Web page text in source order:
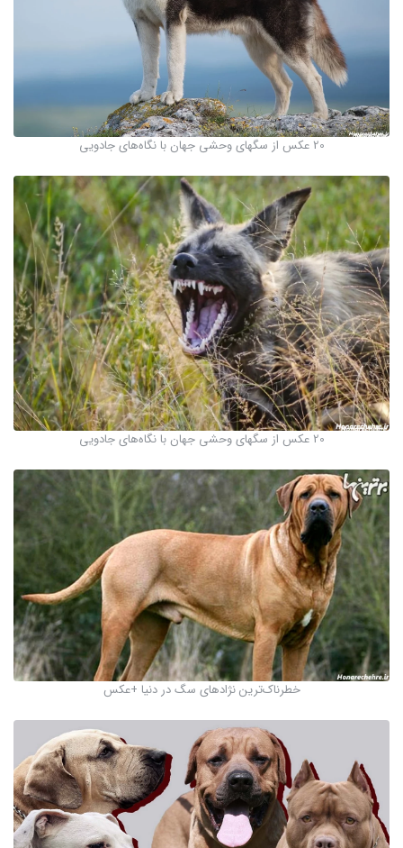
20 عکس از سگهای وحشی جهان با نگاه‌های جادویی
20 عکس از سگهای وحشی جهان با نگاه‌های جادویی
خطرناک‌ترین نژادهای سگ در دنیا +عکس